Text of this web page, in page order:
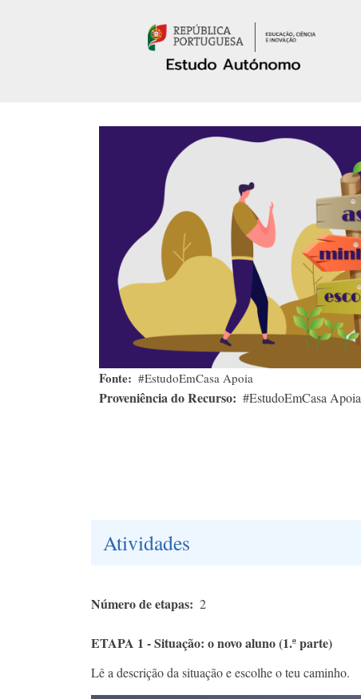
Fonte #EstudoEmCasa Apoia
Proveniência do Recurso #EstudoEmCasa Apoia
Atividades
Número de etapas 2
ETAPA 1 - Situação: o novo aluno (1.ª parte)
Lê a descrição da situação e escolhe o teu caminho.